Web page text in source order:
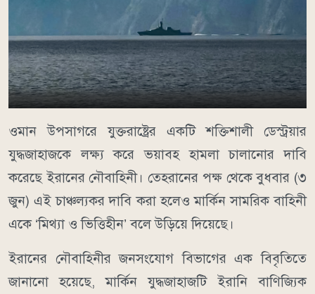
ওমান উপসাগরে যুক্তরাষ্ট্রের একটি শক্তিশালী ডেস্ট্রয়ার
যুদ্ধজাহাজকে লক্ষ্য করে ভয়াবহ হামলা চালানোর দাবি
করেছে ইরানের নৌবাহিনী। তেহরানের পক্ষ থেকে বুধবার (৩
জুন) এই চাঞ্চল্যকর দাবি করা হলেও মার্কিন সামরিক বাহিনী
একে ‘মিথ্যা ও ভিত্তিহীন’ বলে উড়িয়ে দিয়েছে।
ইরানের নৌবাহিনীর জনসংযোগ বিভাগের এক বিবৃতিতে
জানানো হয়েছে, মার্কিন যুদ্ধজাহাজটি ইরানি বাণিজ্যিক